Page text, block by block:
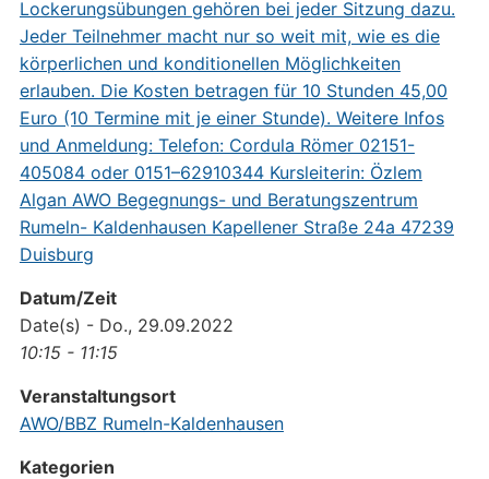
Datum/Zeit
Date(s) - Do., 29.09.2022
10:15 - 11:15
Veranstaltungsort
AWO/BBZ Rumeln-Kaldenhausen
Kategorien